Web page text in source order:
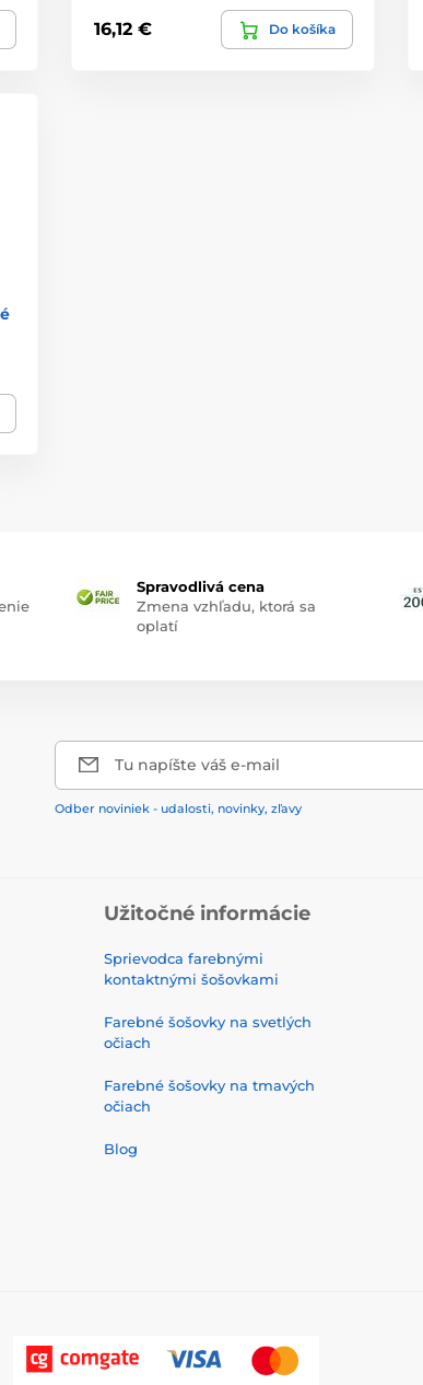
16,12 € Do košíka
Spravodlivá cena
Zmena vzhľadu, ktorá sa
oplatí
Tu napíšte váš e-mail
Odber noviniek - udalosti, novinky, zľavy
Užitočné informácie
Sprievodca farebnými
kontaktnými šošovkami
Farebné šošovky na svetlých
očiach
Farebné šošovky na tmavých
očiach
Blog